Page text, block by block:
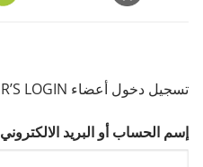
تسجيل دخول أعضاء MEMBER’S LOGIN
إسم الحساب أو البريد الالكتروني